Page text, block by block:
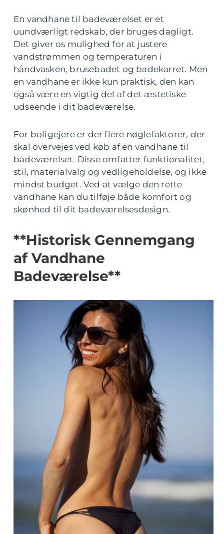
En vandhane til badeværelset er et
uundværligt redskab, der bruges dagligt.
Det giver os mulighed for at justere
vandstrømmen og temperaturen i
håndvasken, brusebadet og badekarret. Men
en vandhane er ikke kun praktisk, den kan
også være en vigtig del af det æstetiske
udseende i dit badeværelse.
For boligejere er der flere nøglefaktorer, der
skal overvejes ved køb af en vandhane til
badeværelset. Disse omfatter funktionalitet,
stil, materialvalg og vedligeholdelse, og ikke
mindst budget. Ved at vælge den rette
vandhane kan du tilføje både komfort og
skønhed til dit badeværelsesdesign.
**Historisk Gennemgang
af Vandhane
Badeværelse**